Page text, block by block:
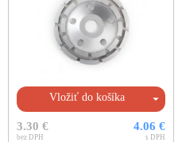
Vložiť do košíka
3.30 €
bez DPH
4.06 €
s DPH